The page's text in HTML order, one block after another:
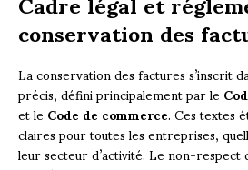
conservation des
La conservation des factures s’inscrit
précis, défini principalement par le
et leCode de commerce. Ces textes
claires pour toutes les entreprises,
leur secteur d’activité. Le non-respect